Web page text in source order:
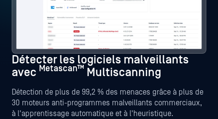
Détecter les logiciels malveillants
avec Metascan™ Multiscanning
Détection de plus de 99,2 % des menaces grâce à plus de
30 moteurs anti-programmes malveillants commerciaux,
à l'apprentissage automatique et à l'heuristique.